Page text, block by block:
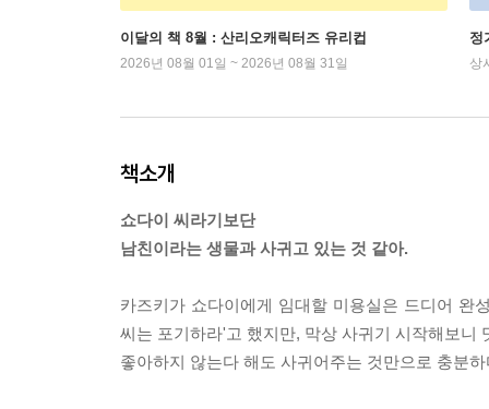
이달의 책 8월 : 산리오캐릭터즈 유리컵
2026년 08월 01일 ~ 2026년 08월 31일
정
상
책소개
쇼다이 씨라기보단
남친이라는 생물과 사귀고 있는 것 같아.
카즈키가 쇼다이에게 임대할 미용실은 드디어
씨는 포기하라'고 했지만, 막상 사귀기 시작해보
좋아하지 않는다 해도 사귀어주는 것만으로 충분